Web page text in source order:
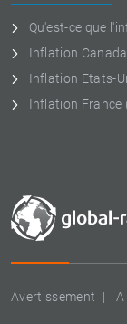
Avertissement
Qu'est-ce que
Inflation
Inflation Etats-
Inflation France